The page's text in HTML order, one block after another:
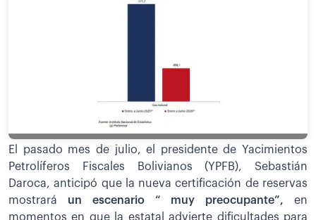
El pasado mes de julio, el presidente de Yacimientos
Petrolíferos Fiscales Bolivianos (YPFB), Sebastián
Daroca, anticipó que la nueva certificación de reservas
mostrará un escenario “ muy preocupante”, en
momentos en que la estatal advierte dificultades para